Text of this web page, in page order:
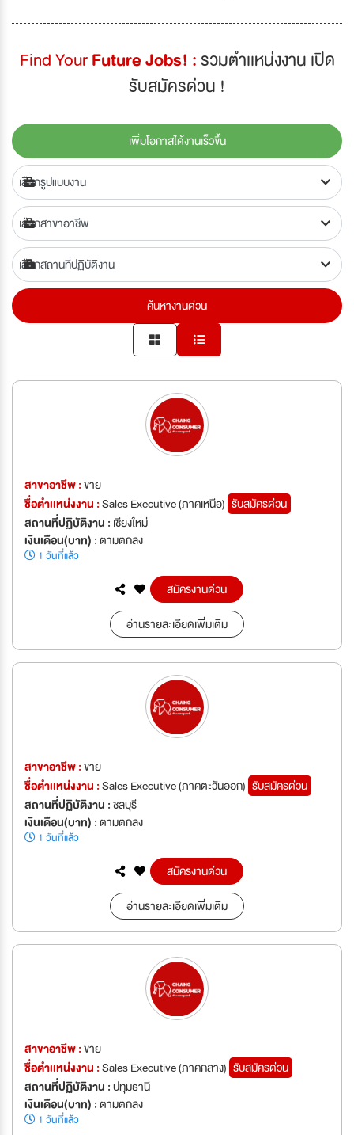
Find YourFuture Jobs! :รวมตำเเหน่งงาน เปิด
รับสมัครด่วน !
เพิ่มโอกาสได้งานเร็วขึ้น
ค้นหางานด่วน
สาขาอาชีพ :ขาย
ชื่อตำเเหน่งงาน :Sales Executive (ภาคเหนือ) รับสมัครด่วน
สถานที่ปฏิบัติงาน : เชียงใหม่
เงินเดือน(บาท) :ตามตกลง
1 วันที่แล้ว
สมัครงานด่วน
อ่านรายละเอียดเพิ่มเติม
สาขาอาชีพ :ขาย
ชื่อตำเเหน่งงาน :Sales Executive (ภาคตะวันออก) รับสมัครด่วน
สถานที่ปฏิบัติงาน :ชลบุรี
เงินเดือน(บาท) :ตามตกลง
1 วันที่แล้ว
สมัครงานด่วน
อ่านรายละเอียดเพิ่มเติม
สาขาอาชีพ :ขาย
ชื่อตำเเหน่งงาน :Sales Executive (ภาคกลาง) รับสมัครด่วน
สถานที่ปฏิบัติงาน :ปทุมธานี
เงินเดือน(บาท) :ตามตกลง
1 วันที่แล้ว